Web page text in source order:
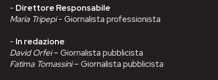
- Direttore Responsabile
Maria Tripepi- Giornalista professionista
- In redazione
David Orfei– Giornalista pubblicista
Fatima Tomassini– Giornalista pubblicista